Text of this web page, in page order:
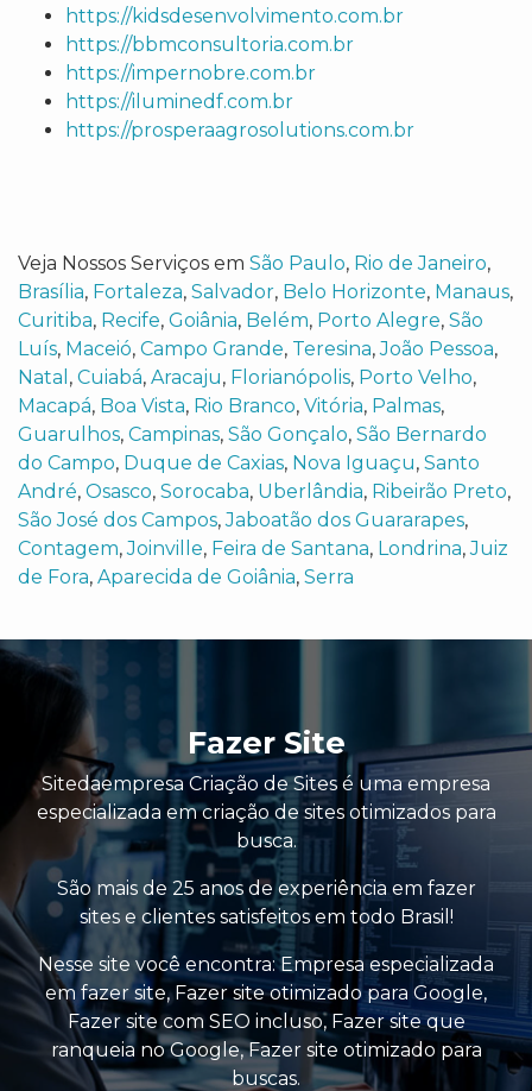
https://kidsdesenvolvimento.com.br
https://bbmconsultoria.com.br
https://impernobre.com.br
https://iluminedf.com.br
https://prosperaagrosolutions.com.br
Veja Nossos Serviços em São Paulo, Rio de Janeiro,
Brasília, Fortaleza, Salvador, Belo Horizonte, Manaus,
Curitiba, Recife, Goiânia, Belém, Porto Alegre, São
Luís, Maceió, Campo Grande, Teresina,João Pessoa,
Natal , Cuiabá, Aracaju, Florianópolis, Porto Velho,
Macapá, Boa Vista, Rio Branco, Vitória, Palmas,
Guarulhos, Campinas, São Gonçalo, São Bernardo
do Campo, Duque de Caxias, Nova Iguaçu, Santo
André, Osasco, Sorocaba, Uberlândia, Ribeirão Preto,
São José dos Campos,Jaboatão dos Guararapes,
Contagem,Joinville, Feira de Santana, Londrina,Juiz
de Fora, Aparecida de Goiânia, Serra
Fazer Site
Sitedaempresa Criação de Sites é uma empresa
especializada em criação de sites otimizados para
busca.
São mais de 25 anos de experiência em fazer
sites e clientes satisfeitos em todo Brasil!
Nesse site você encontra:Empresa especializada
em fazer site,Fazer site otimizado para Google,
Fazer site com SEO incluso, Fazer site que
ranqueia no Google,Fazer site otimizado para
buscas.